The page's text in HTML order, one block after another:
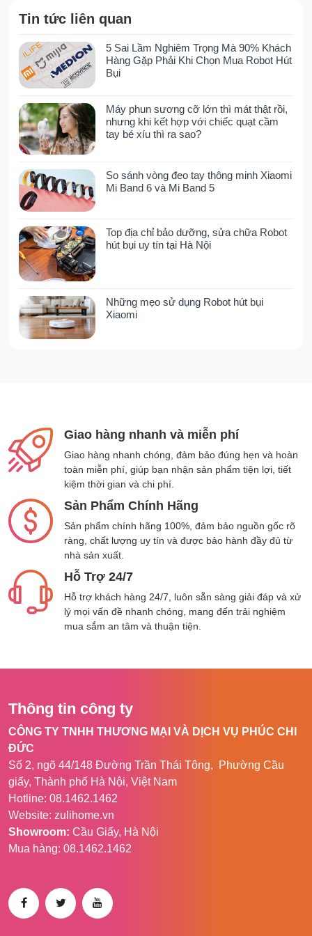
Viên pin cho thời gian sử dụng lâu dài,
từ xa mà không gặp phải bất kỳ giới hạn
về khoảng cách nào.
Thống kê toàn bộ thông tin như lịch sử lộ
trình, các điểm dừng đỗ, trạng thái của xe,
giúp bạn kiểm soát được mọi khía cạnh
của hành trình.
Tiết kiệm chi phí đáng kể: Ngồi ở nhà cũng
tin hành trình từ 1 đến nhiều số lượng xe.
Đối với doanh nghiệp: Quản lý chi phí vận
hành phương tiện, hiệu suất nhiên liệu, và
dễ dàng theo dõi các điểm dừng đỗ, địa
điểm cửa hàng, trụ sở, chi nhánh một
cách hiệu quả.
Đối với tài xế: Hỗ trợ lái xe an toàn, theo
dõi đúng hành trình và địa điểm dừng đỗ,
giúp tối ưu hóa quãng đường di chuyển.
Đối với bậc làm cha mẹ: Hiểu rõ hơn về
các nơi con cái thường xuyên đến, thời
Hy vọng những thông tin trên có thể giúp bạn
hiểu rõ hơn về sản phẩm thiết bị định vị GPS
xe máy ô tô không dây A9+ 4G. Nếu bạn có
thắc mắc gì, hãy để lại bình luận bên dưới
Thông số sản phẩm
Model
Kiểu định vị Định vị không dây
Loại Sim Micro Sim
Dung lượng pin 6000mAh
Trọng lượng 191g
Chip GPS MT3336
Tần số GPS
Tần số GSM
850/900/1800/1900
Nhiệt độ hoạt
động
Tin tức liên quan
5 Sai Lầm Nghiêm Trọng Mà 90% Khách
Hàng Gặp Phải Khi Chọn Mua Robot Hút
Bụi
Máy phun sương cỡ lớn thì mát thật rồi,
nhưng khi kết hợp với chiếc quạt cầm
tay bé xíu thì ra sao?
So sánh vòng đeo tay thông minh Xiaomi
Mi Band 6 và Mi Band 5
Top địa chỉ bảo dưỡng, sửa chữa Robot
hút bụi uy tín tại Hà Nội
Những mẹo sử dụng Robot hút bụi
Xiaomi
Giao hàng nhanh và miễn phí
Giao hàng nhanh chóng, đảm bảo đúng hẹn và hoàn
toàn miễn phí, giúp bạn nhận sản phẩm tiện lợi, tiết
kiệm thời gian và chi phí.
Sản Phẩm Chính Hãng
Sản phẩm chính hãng 100%, đảm bảo nguồn gốc rõ
ràng, chất lượng uy tín và được bảo hành đầy đủ từ
nhà sản xuất.
Hỗ Trợ 24/7
Hỗ trợ khách hàng 24/7, luôn sẵn sàng giải đáp và xử
lý mọi vấn đề nhanh chóng, mang đến trải nghiệm
mua sắm an tâm và thuận tiện.
Thông tin công ty
CÔNG TY TNHH THƯƠNG MẠI VÀ DỊCH VỤ PHÚC CHI
ĐỨC
Số 2, ngõ 44/148 Đường Trần Thái Tông, Phường Cầu
giấy, Thành phố Hà Nội, Việt Nam
Hotline: 08.1462.1462
Website: zulihome.vn
Showroom: Cầu Giấy, Hà Nội
Mua hàng: 08.1462.1462